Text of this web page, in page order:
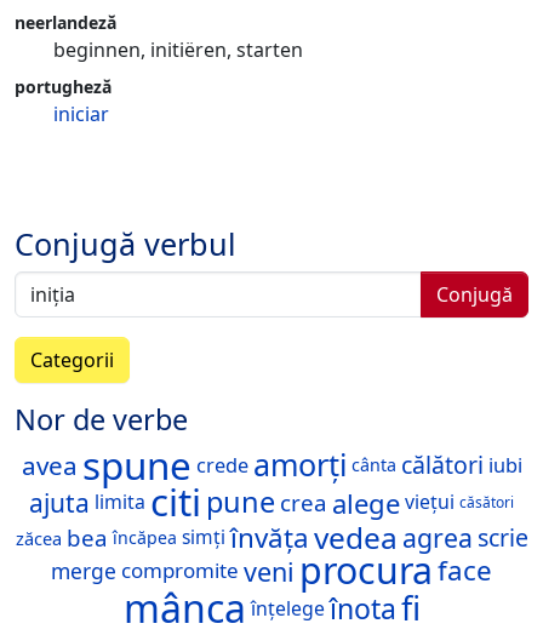
neerlandeză
beginnen, initiëren, starten
portugheză
iniciar
Conjugă verbul
Conjugă
Categorii
Nor de verbe
avea spune crede amorți cânta călători iubi
ajuta limita citi pune crea alegeviețui căsători
zăcea bea încăpea simți învățavedea agrea scrie
merge compromite veni procuraface
mânca înțelegeînotafi